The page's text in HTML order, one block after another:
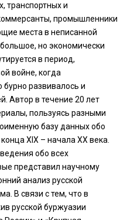
транспортных и
промышленники
места в неписанной
но экономически
в период,
войне, когда
бурно развивалось и
Автор в течение 20 лет
пользуясь разными
базу данных обо
XIX – начала XX века.
обо всех
представил научному
анализ русской
В связи с тем, что в
русской буржуазии